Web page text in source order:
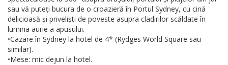
sau vă puteți bucura de o croazieră în Portul Sydney, cu cină
delicioasă și priveliști de poveste asupra cladirilor scăldate în
lumina aurie a apusului.
•Cazare în Sydney la hotel de 4* (Rydges World Square sau
similar).
•Mese: mic dejun la hotel.